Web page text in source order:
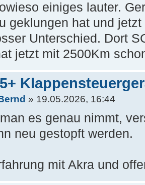
einiges lauter.
geklungen hat und
Unterschied. Dort
jetzt mit 2500Km
» 19.05.2026, 16:44
es genau nimmt,
neu gestopft werden.
mit Akra und